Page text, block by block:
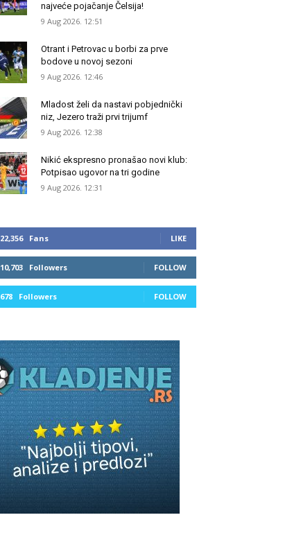
najveće pojačanje Čelsija!
9 Aug 2026. 12:51
Otrant i Petrovac u borbi za prve
bodove u novoj sezoni
9 Aug 2026. 12:46
Mladost želi da nastavi pobjednički
niz, Jezero traži prvi trijumf
9 Aug 2026. 12:38
Nikić ekspresno pronašao novi klub:
Potpisao ugovor na tri godine
9 Aug 2026. 12:31
22,356 Fans LIKE
10,703 Followers FOLLOW
678 Followers FOLLOW